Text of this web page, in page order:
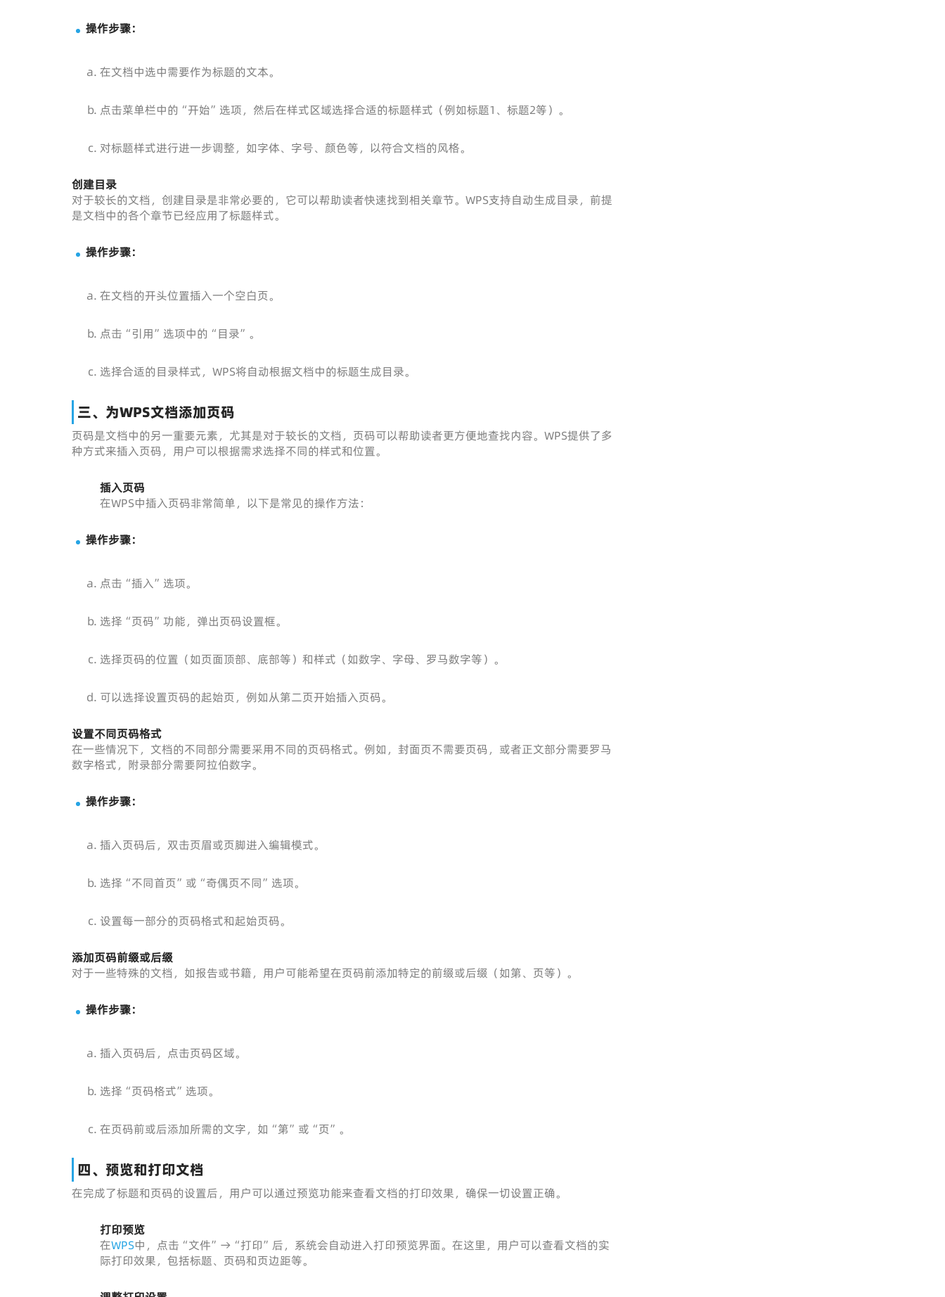
操作步骤：
在文档中选中需要作为标题的文本。
点击菜单栏中的“开始”选项，然后在样式区域选择合适的标题样式（例如标题1、标题2等）。
对标题样式进行进一步调整，如字体、字号、颜色等，以符合文档的风格。
创建目录
对于较长的文档，创建目录是非常必要的，它可以帮助读者快速找到相关章节。WPS支持自动生成目录，前提
是文档中的各个章节已经应用了标题样式。
操作步骤：
在文档的开头位置插入一个空白页。
点击“引用”选项中的“目录”。
选择合适的目录样式，WPS将自动根据文档中的标题生成目录。
三、为WPS文档添加页码
页码是文档中的另一重要元素，尤其是对于较长的文档，页码可以帮助读者更方便地查找内容。WPS提供了多
种方式来插入页码，用户可以根据需求选择不同的样式和位置。
插入页码
在WPS中插入页码非常简单，以下是常见的操作方法：
操作步骤：
点击“插入”选项。
选择“页码”功能，弹出页码设置框。
选择页码的位置（如页面顶部、底部等）和样式（如数字、字母、罗马数字等）。
可以选择设置页码的起始页，例如从第二页开始插入页码。
设置不同页码格式
在一些情况下，文档的不同部分需要采用不同的页码格式。例如，封面页不需要页码，或者正文部分需要罗马
数字格式，附录部分需要阿拉伯数字。
操作步骤：
插入页码后，双击页眉或页脚进入编辑模式。
选择“不同首页”或“奇偶页不同”选项。
设置每一部分的页码格式和起始页码。
添加页码前缀或后缀
对于一些特殊的文档，如报告或书籍，用户可能希望在页码前添加特定的前缀或后缀（如第、页等）。
操作步骤：
插入页码后，点击页码区域。
选择“页码格式”选项。
在页码前或后添加所需的文字，如“第”或“页”。
四、预览和打印文档
在完成了标题和页码的设置后，用户可以通过预览功能来查看文档的打印效果，确保一切设置正确。
打印预览
在WPS中，点击“文件”→“打印”后，系统会自动进入打印预览界面。在这里，用户可以查看文档的实
际打印效果，包括标题、页码和页边距等。